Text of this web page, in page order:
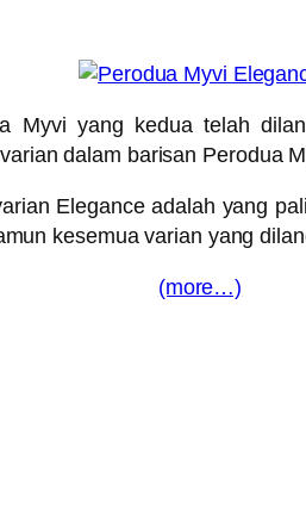
Myvi yang kedua telah
dalam barisan Perodua
Elegance adalah yang
kesemua varian yang
(more…)